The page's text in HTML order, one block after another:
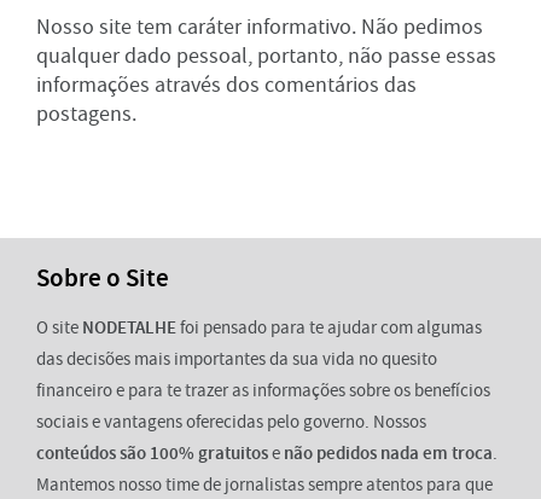
Nosso site tem caráter informativo. Não pedimos
qualquer dado pessoal, portanto, não passe essas
informações através dos comentários das
postagens.
Sobre o Site
O site NODETALHEfoi pensado para te ajudar com algumas
das decisões mais importantes da sua vida no quesito
financeiro e para te trazer as informações sobre os benefícios
sociais e vantagens oferecidas pelo governo. Nossos
conteúdos são 100% gratuitose não pedidos nada em troca.
Mantemos nosso time de jornalistas sempre atentos para que